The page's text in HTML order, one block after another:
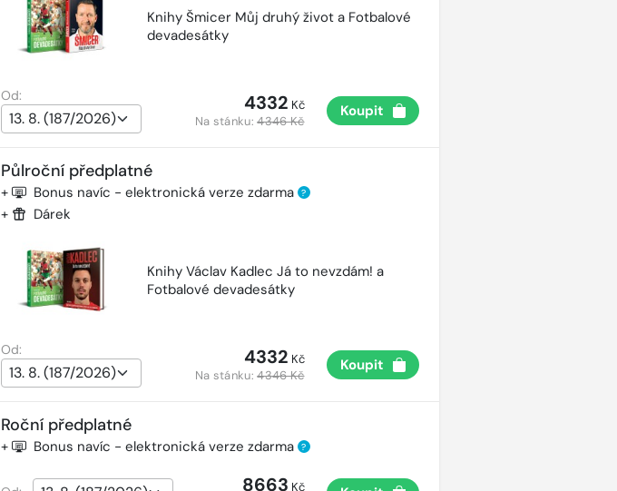
Knihy Šmicer Můj druhý život a Fotbalové
devadesátky
Od: 4332 Kč
Na stánku:4346 Kč
Koupit
Půlroční předplatné
+ Bonus navíc - elektronická verze zdarma ?
+ Dárek
Knihy Václav Kadlec Já to nevzdám! a
Fotbalové devadesátky
Od: 4332 Kč
Na stánku:4346 Kč
Koupit
Roční předplatné
+ Bonus navíc - elektronická verze zdarma ?
8663 Kč